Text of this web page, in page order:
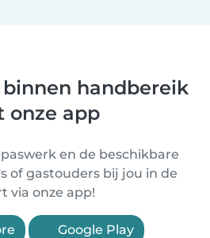
handbereik
onze app
en de beschikbare
of gastouders bij jou in de
via onze app!
Google Play